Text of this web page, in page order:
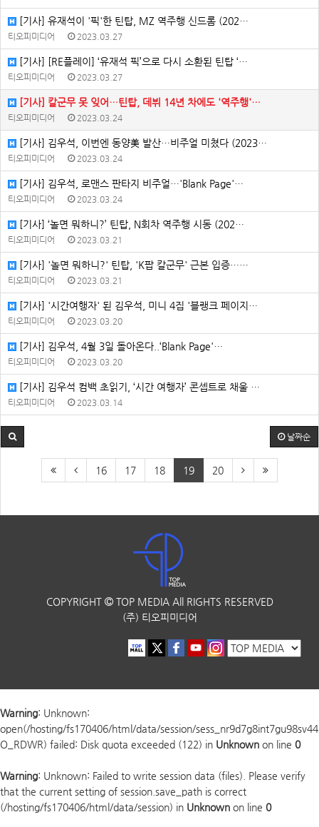
[기사] 유재석이 '픽'한 틴탑, MZ 역주행 신드롬 (202…
티오피미디어 2023.03.27
[기사] [RE플레이] ‘유재석 픽’으로 다시 소환된 틴탑 ‘…
티오피미디어 2023.03.27
[기사] 칼군무 못 잊어…틴탑, 데뷔 14년 차에도 '역주행'…
티오피미디어 2023.03.24
[기사] 김우석, 이번엔 동양美 발산…비주얼 미쳤다 (2023…
티오피미디어 2023.03.24
[기사] 김우석, 로맨스 판타지 비주얼…'Blank Page'…
티오피미디어 2023.03.24
[기사] ‘놀면 뭐하니?’ 틴탑, N회차 역주행 시동 (202…
티오피미디어 2023.03.21
[기사] '놀면 뭐하니?' 틴탑, 'K팝 칼군무' 근본 입증……
티오피미디어 2023.03.21
[기사] '시간여행자' 된 김우석, 미니 4집 '블랭크 페이지…
티오피미디어 2023.03.20
[기사] 김우석, 4월 3일 돌아온다..‘Blank Page'…
티오피미디어 2023.03.20
[기사] 김우석 컴백 초읽기, ‘시간 여행자’ 콘셉트로 채울 …
티오피미디어 2023.03.14
날짜순
16 17 18 19 20
COPYRIGHT TOP MEDIA All RIGHTS RESERVED
(주) 티오피미디어
Warning: Unknown:
open(/hosting/fs170406/html/data/session/
O_RDWR) failed: Disk quota exceeded (122) in Unknown on line 0
Warning: Unknown: Failed to write session data (files). Please verify
that the current setting of session.save_path is correct
(/hosting/fs170406/html/data/session) in Unknown on line 0